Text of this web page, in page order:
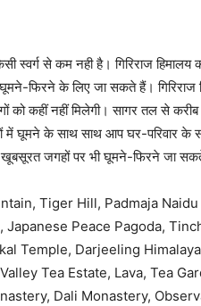
स्वर्ग से कम नही है। गिरिराज हिमालय
फिरने के लिए जा सकते हैं। गिरिराज
को कहीं नहीं मिलेगी। सागर तल से
में घूमने के साथ साथ आप घर-परिवार
खूबसूरत जगहों पर भी घूमने-फिरने जा
Tiger Hill, Padmaja Naidu
Peace Pagoda,
Temple, Darjeeling
Tea Estate, Lava, Tea
Dali Monastery,